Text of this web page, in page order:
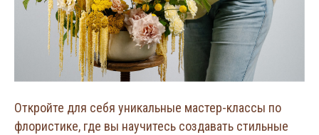
Откройте для себя уникальные мастер-классы по
флористике, где вы научитесь создавать стильные